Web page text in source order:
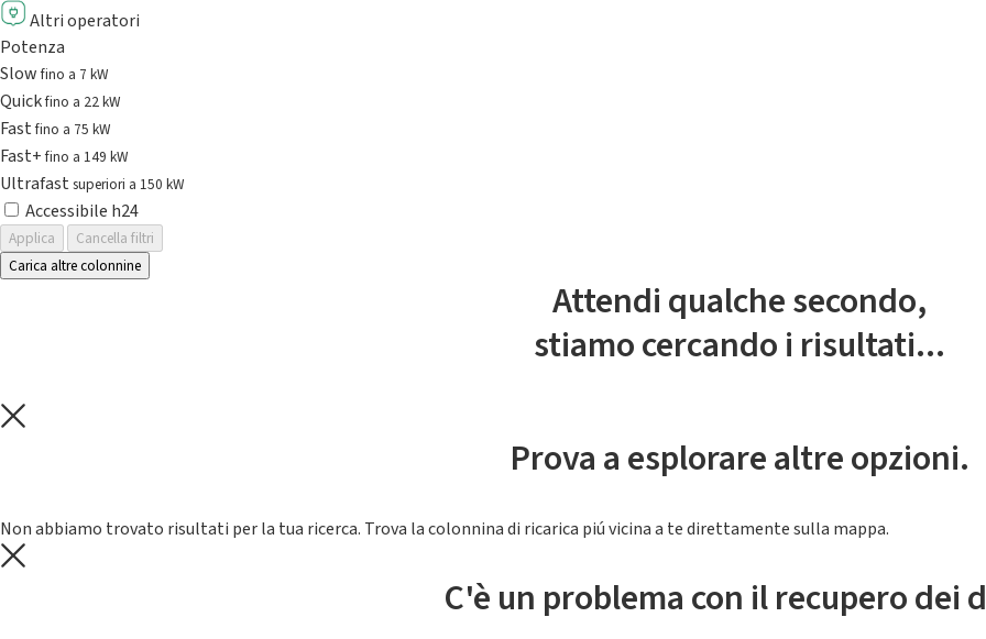
Altri operatori
Potenza
Slowfino a 7 kW
Quickfino a 22 kW
Fastfino a 75 kW
Fast+fino a 149 kW
Ultrafast superiori a 150 kW
Accessibile h24
Applica
Cancella filtri
Carica altre colonnine
Attendi qualche secondo,
stiamo cercando i risultati...
Prova a esplorare altre opzioni.
Non abbiamo trovato risultati per la tua ricerca. Trova la colonnina di ricarica piú vicina a te direttamente sulla mappa.
C'è un problema con il recupero dei